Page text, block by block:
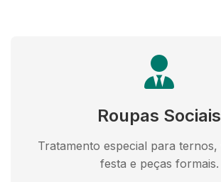
Roupas Sociais
Tratamento especial para ternos,
festa e peças formais.